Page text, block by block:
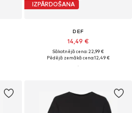
IZPĀRDOŠANA
DEF
14,49 €
Sākotnējā cena: 22,99 €
Pēdējā zemākā cena:12,49 €